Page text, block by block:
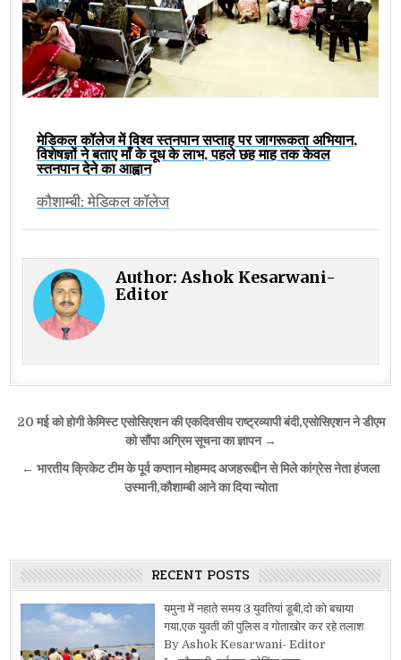
मेडिकल कॉलेज में विश्व स्तनपान सप्ताह पर जागरूकता अभियान,
विशेषज्ञों ने बताए माँ के दूध के लाभ, पहले छह माह तक केवल
स्तनपान देने का आह्वान
कौशाम्बी: मेडिकल कॉलेज
Author:Ashok Kesarwani-
Editor
Post
navigation
20 मई को होगी केमिस्ट एसोसिएशन की एकदिवसीय राष्ट्रव्यापी बंदी,एसोसिएशन ने डीएम
को सौंपा अग्रिम सूचना का ज्ञापन →
← भारतीय क्रिकेट टीम के पूर्व कप्तान मोहम्मद अजहरूद्दीन से मिले कांग्रेस नेता हंजला
उस्मानी,कौशाम्बी आने का दिया न्योता
RECENT POSTS
यमुना में नहाते समय 3 युवतियां डूबी,दो को बचाया
गया,एक युवती की पुलिस व गोताखोर कर रहे तलाश
By Ashok Kesarwani- Editor